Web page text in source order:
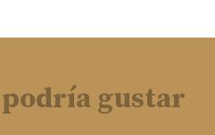
gustar